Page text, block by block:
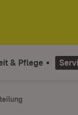
& Pflege